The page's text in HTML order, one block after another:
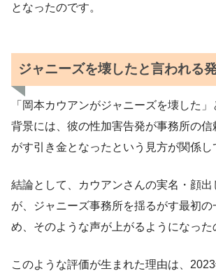
となったのです。
ジャニーズを壊したと言われる
「岡本カウアンがジャニーズを壊した
背景には、彼の性加害告発が事務所の信
がす引き金となったという見方が関係し
結論として、カウアンさんの実名・顔出
が、ジャニーズ事務所を揺るがす最初の
め、そのような声が上がるようになった
このような評価が生まれた理由は、